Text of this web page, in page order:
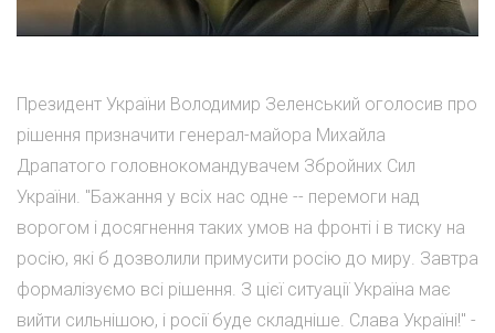
Президент України Володимир Зеленський оголосив про
рішення призначити генерал-майора Михайла
Драпатого головнокомандувачем Збройних Сил
України. "Бажання у всіх нас одне -- перемоги над
ворогом і досягнення таких умов на фронті і в тиску на
росію, які б дозволили примусити росію до миру. Завтра
формалізуємо всі рішення. З цієї ситуації Україна має
вийти сильнішою, і росії буде складніше. Слава Україні!" -